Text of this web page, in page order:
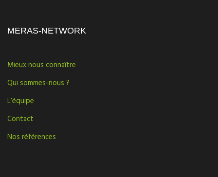
MERAS-NETWORK
Mieux nous connaître
Qui sommes-nous ?
L’équipe
Contact
Nos références